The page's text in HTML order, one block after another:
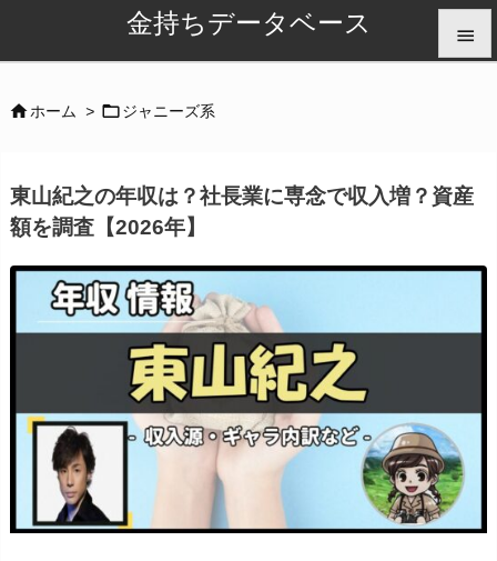
金持ちデータベース 


ホーム > ジャニーズ系
東山紀之の年収は？社長業に専念で収入増？資産
額を調査【2026年】